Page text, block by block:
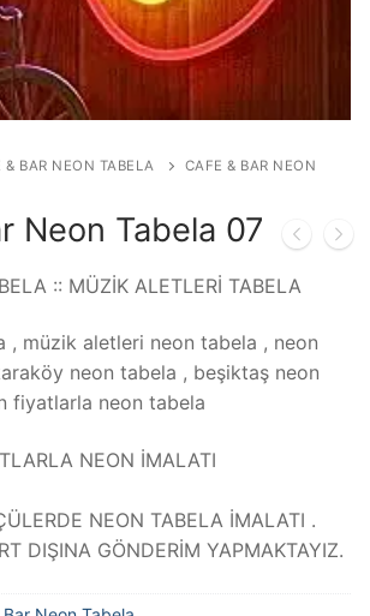
& BAR NEON TABELA
CAFE & BAR NEON
Neon Tabela 07
:: MÜZİK ALETLERİ TABELA
, müzik aletleri neon tabela , neon
neon tabela , beşiktaş neon
fiyatlarla neon tabela
NEON İMALATI
NEON TABELA İMALATI .
DIŞINA GÖNDERİM YAPMAKTAYIZ.